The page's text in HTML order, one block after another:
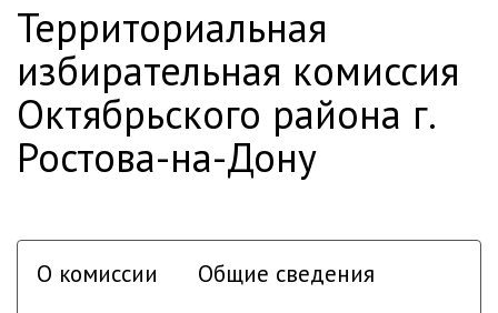
Территориальная
избирательная комиссия
Октябрьского района г.
Ростова-на-Дону
О комиссии Общие сведения